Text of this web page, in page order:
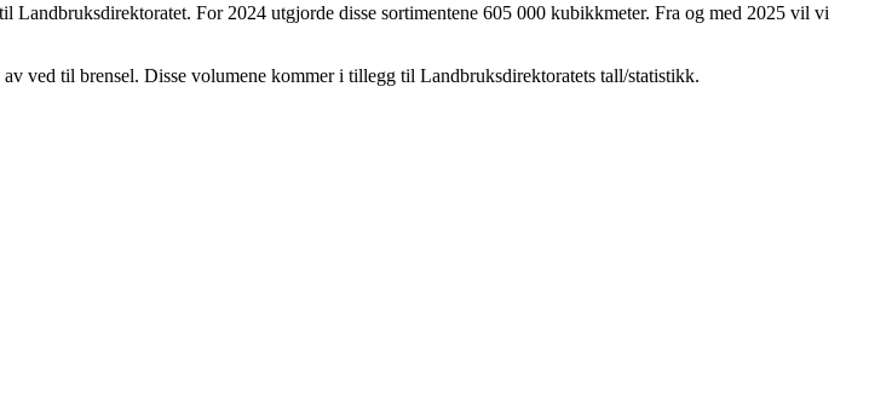
For 2024 utgjorde disse sortimentene 605 000 kubikkmeter. Fra og med 2025 vil vi
ved til brensel. Disse volumene kommer i tillegg til Landbruksdirektoratets tall/statistikk.